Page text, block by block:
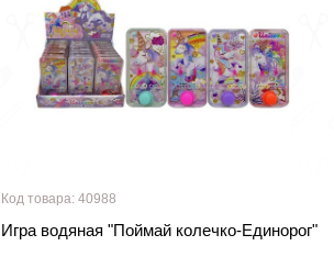
Код товара: 40988
Игра водяная "Поймай колечко-Единорог"